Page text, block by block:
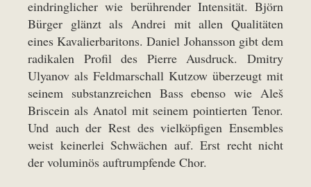
eindringlicher wie berührender Intensität. Björn
Bürger glänzt als Andrei mit allen Qualitäten
eines Kavalierbaritons. Daniel Johansson gibt dem
radikalen Profil des Pierre Ausdruck. Dmitry
Ulyanov als Feldmarschall Kutzow überzeugt mit
seinem substanzreichen Bass ebenso wie Aleš
Briscein als Anatol mit seinem pointierten Tenor.
Und auch der Rest des vielköpfigen Ensembles
weist keinerlei Schwächen auf. Erst recht nicht
der voluminös auftrumpfende Chor.